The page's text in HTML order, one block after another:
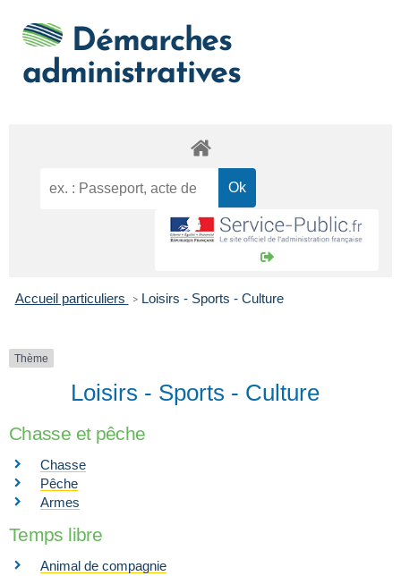
Démarches
administratives
Accueil particuliers > Loisirs - Sports - Culture
Thème
Loisirs - Sports - Culture
Chasse et pêche
Chasse
Pêche
Armes
Temps libre
Animal de compagnie